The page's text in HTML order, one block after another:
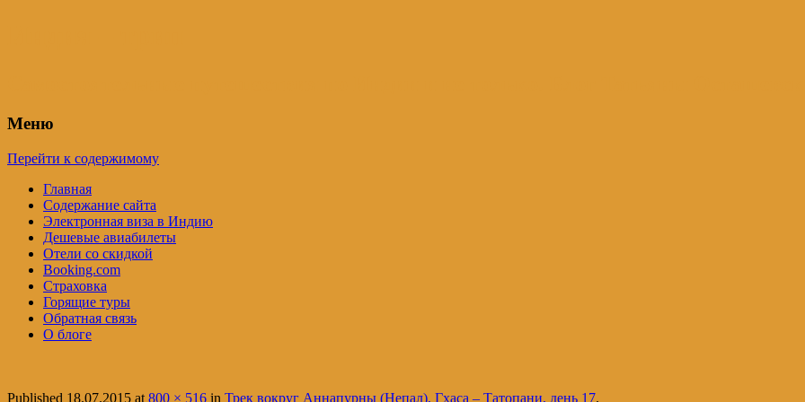
Меню
Перейти к содержимому
Главная
Содержание сайта
Электронная виза в Индию
Дешевые авиабилеты
Отели со скидкой
Booking.com
Страховка
Горящие туры
Обратная связь
О блоге
Published 18.07.2015 at800 × 516 in Трек вокруг Аннапурны (Непал), Гхаса – Татопани, день 17.